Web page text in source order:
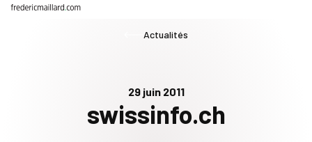
29 juin 2011
swissinfo.ch
Actualités